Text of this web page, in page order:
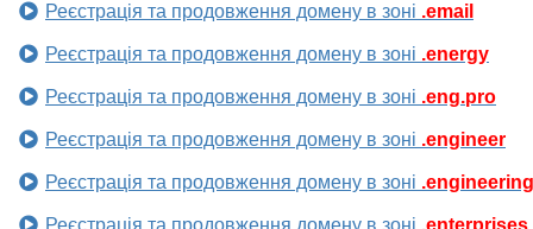
Реєстрація та продовження домену в зоні .email
Реєстрація та продовження домену в зоні .energy
Реєстрація та продовження домену в зоні .eng.pro
Реєстрація та продовження домену в зоні .engineer
Реєстрація та продовження домену в зоні .engineering